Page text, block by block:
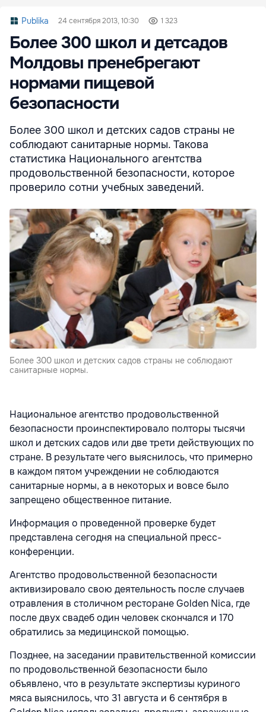
Publika 24 сентября 2013, 10:30 1 323
Более 300 школ и детсадов
Молдовы пренебрегают
нормами пищевой
безопасности
Более 300 школ и детских садов страны не
соблюдают санитарные нормы. Такова
статистика Национального агентства
продовольственной безопасности, которое
проверило сотни учебных заведений.
Более 300 школ и детских садов страны не соблюдают
санитарные нормы.
Национальное агентство продовольственной
безопасности проинспектировало полторы тысячи
школ и детских садов или две трети действующих по
стране. В результате чего выяснилось, что примерно
в каждом пятом учреждении не соблюдаются
санитарные нормы, а в некоторых и вовсе было
запрещено общественное питание.
Информация о проведенной проверке будет
представлена сегодня на специальной пресс-
конференции.
Агентство продовольственной безопасности
активизировало свою деятельность после случаев
отравления в столичном ресторане Golden Nica, где
после двух свадеб один человек скончался и 170
обратились за медицинской помощью.
Позднее, на заседании правительственной комиссии
по продовольственной безопасности было
объявлено, что в результате экспертизы куриного
мяса выяснилось, что 31 августа и 6 сентября в